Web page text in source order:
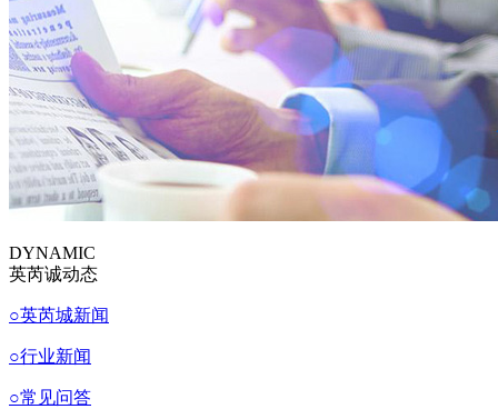
DYNAMIC
英芮诚动态
○英芮城新闻
○行业新闻
○常见问答